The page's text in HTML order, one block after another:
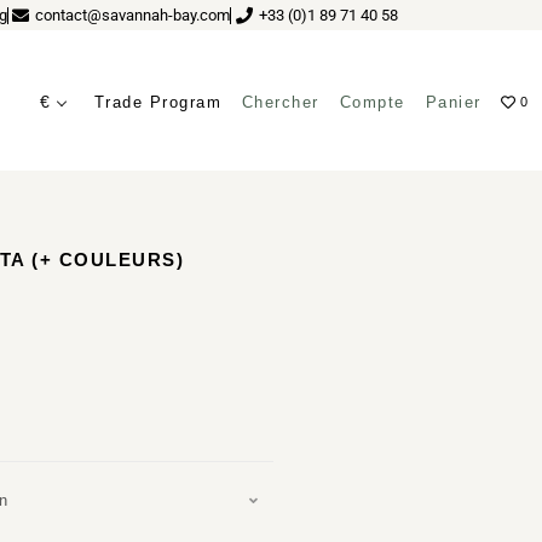
contact@savannah-bay.com +33 (0)1 89 71 40 58
€ Trade Program Chercher Compte Panier 0
(+ COULEURS)